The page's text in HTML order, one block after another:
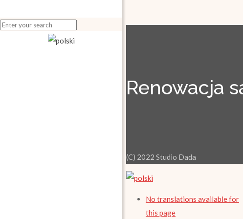
Renowacja
(C) 2022 Studio Dada
No translations available for
this page